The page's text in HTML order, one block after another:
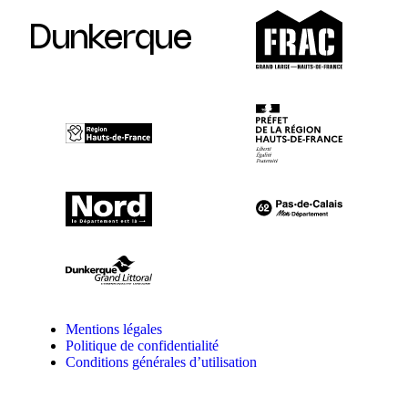
Dunkerque
Mentions légales
Politique de confidentialité
Conditions générales d’utilisation